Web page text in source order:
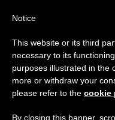
ETIQUETA
Posts
Aviso
Del 27 de julio al
anual, aprovechando
se generan menos
Notice
This website or its third
necessary to its
purposes illustrated in the
more or withdraw your
please refer to the cookie
By closing this banner,